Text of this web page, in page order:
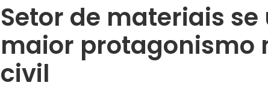
Setor de materiais se
maior protagonismo
civil